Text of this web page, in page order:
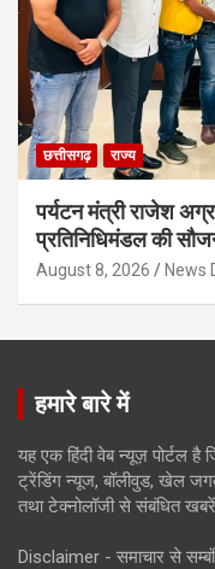
छत्तीसगढ़ राज्य
पर्यटन मंत्री राजेश
प्रतिनिधिमंडल की
August 8, 2026 News
हमारे बारे में
यह एक हिंदी वेब न्यूज़ पोर्टल
ट्रेंडिंग न्यूज, बॉलीवुड, खेल
तथा टेक्नोलॉजी से संबंधित
Disclaimer - समाचार से